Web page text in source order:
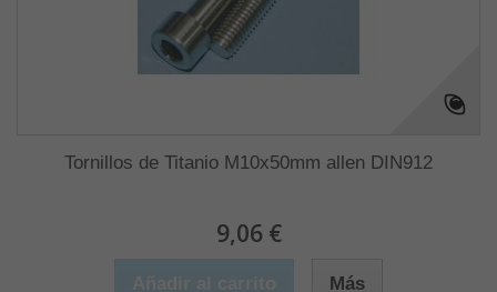
Tornillos de Titanio M10x50mm allen DIN912
9,06 €
Más